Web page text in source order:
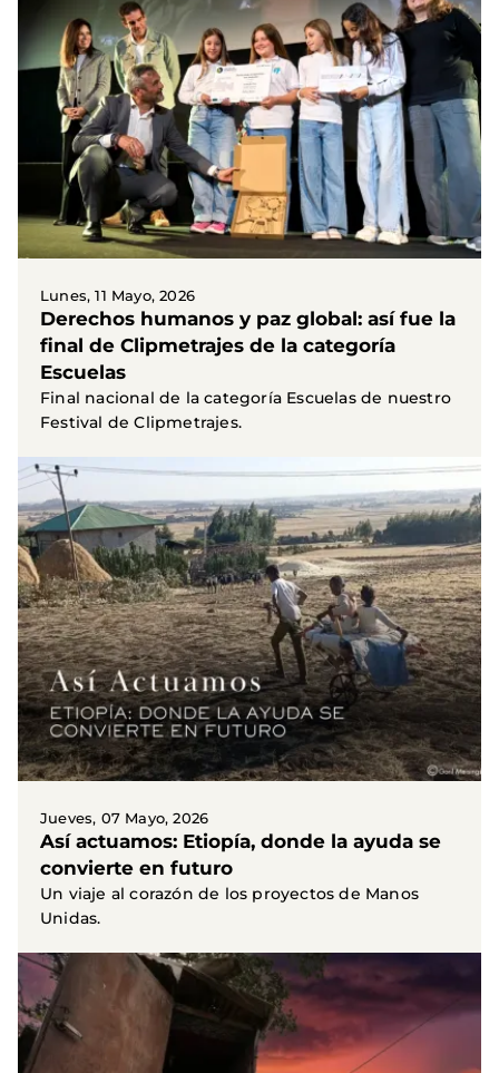
Lunes, 11 Mayo, 2026
Derechos humanos y paz global: así fue la
final de Clipmetrajes de la categoría
Escuelas
Final nacional de la categoría Escuelas de nuestro
Festival de Clipmetrajes.
Jueves, 07 Mayo, 2026
Así actuamos: Etiopía, donde la ayuda se
convierte en futuro
Un viaje al corazón de los proyectos de Manos
Unidas.